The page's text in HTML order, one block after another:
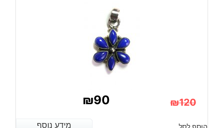
₪120
₪90
מידע נוסף הוסף לסל מידע נוסף